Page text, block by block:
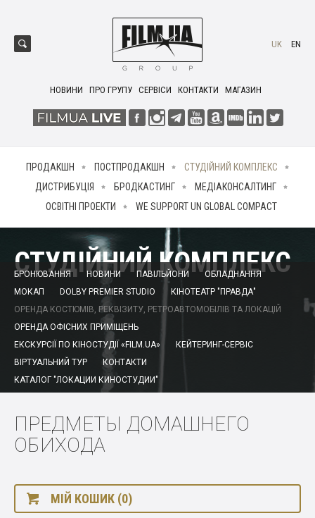
НОВИНИ ПРО ГРУПУ СЕРВІСИ КОНТАКТИ МАГАЗИН
UK EN
ПРОДАКШН ПОСТПРОДАКШН
СТУДІЙНИЙ КОМПЛЕКС
ДИСТРИБУЦІЯ
БРОДКАСТИНГ
МЕДІАКОНСАЛТИНГ
ОСВІТНІ ПРОЕКТИ
WE SUPPORT UN GLOBAL COMPACT
СТУДІЙНИЙ КОМПЛЕКС
БРОНЮВАННЯ НОВИНИ ПАВІЛЬЙОНИ
ОБЛАДНАННЯ
МОКАП
DOLBY PREMIER STUDIO
КІНОТЕАТР "ПРАВДА"
ОРЕНДА КОСТЮМІВ, РЕКВІЗИТУ, РЕТРОАВТОМОБІЛІВ ТА ЛОКАЦІЙ
ОРЕНДА ОФІСНИХ ПРИМІЩЕНЬ
ЕКСКУРСІЇ ПО КІНОСТУДІЇ «FILM.UA»
КЕЙТЕРИНГ-СЕРВІС
ВІРТУАЛЬНИЙ ТУР
КОНТАКТИ
КАТАЛОГ "ЛОКАЦИИ КИНОСТУДИИ"
ПРЕДМЕТЫ ДОМАШНЕГО
ОБИХОДА
МІЙ КОШИК (0)